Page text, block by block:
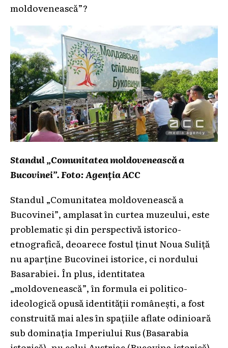
moldovenească”?
Standul „Comunitatea moldovenească a
Bucovinei”. Foto: Agenția ACC
Standul „Comunitatea moldovenească a
Bucovinei”, amplasat în curtea muzeului, este
problematic și din perspectivă istorico-
etnografică, deoarece fostul ținut Noua Suliță
nu aparține Bucovinei istorice, ci nordului
Basarabiei. În plus, identitatea
„moldovenească”, în formula ei politico-
ideologică opusă identității românești, a fost
construită mai ales în spațiile aflate odinioară
sub dominația Imperiului Rus (Basarabia